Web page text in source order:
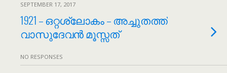
SEPTEMBER 17, 2017
1921 – ഒറ്റശ്ലോകം – അച്ചുതത്ത്
വാസുദേവൻ മൂസ്സത്
NO RESPONSES